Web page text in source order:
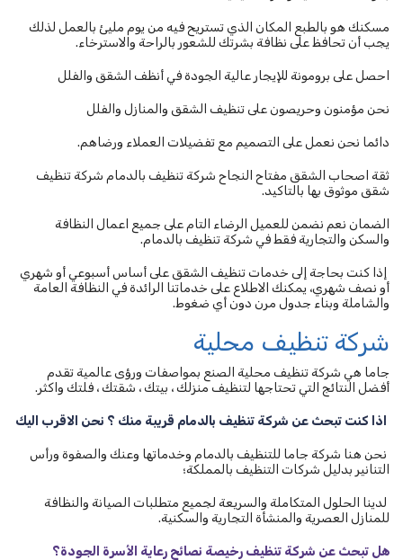
مسكنك هو بالطبع المكان الذي تستريح فيه من يوم مليئ بالعمل لذلك
يجب أن تحافظ على نظافة بشرتك للشعور بالراحة والاسترخاء.
احصل على برومونة للإيجار عالية الجودة في أنظف الشقق والفلل
نحن مؤمنون وحريصون على تنظيف الشقق والمنازل والفلل
دائما نحن نعمل على التصميم مع تفضيلات العملاء ورضاهم.
ثقة اصحاب الشقق مفتاح النجاح شركة تنظيف بالدمام شركة تنظيف
شقق موثوق بها بالتاكيد.
الضمان نعم نضمن للعميل الرضاء التام على جميع اعمال النظافة
والسكن والتجارية فقط في شركة تنظيف بالدمام.
إذا كنت بحاجة إلى خدمات تنظيف الشقق على أساس أسبوعي أو شهري
أو نصف شهري، يمكنك الاطلاع على خدماتنا الرائدة في النظافة العامة
والشاملة وبناء جدول مرن دون أي ضغوط.
شركة تنظيف محلية
جاما هي شركة تنظيف محلية الصنع بمواصفات ورؤى عالمية تقدم
أفضل النتائج التي تحتاجها لتنظيف منزلك ، بيتك ، شقتك ، فلتك واكثر.
اذا كنت تبحث عن شركة تنظيف بالدمام قريبة منك ؟ نحن الاقرب اليك
نحن هنا شركة جاما للتنظيف بالدمام وخدماتها وعنك والصفوة ورأس
التنانير بدليل شركات التنظيف بالمملكة؛
لدينا الحلول المتكاملة والسريعة لجميع متطلبات الصيانة والنظافة
للمنازل العصرية والمنشأة التجارية والسكنية.
هل تبحث عن شركة تنظيف رخيصة نصائح رعاية الأسرة الجودة؟